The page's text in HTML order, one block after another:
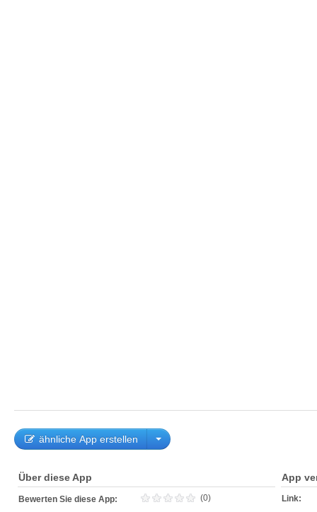
ähnliche App erstellen
Über diese App
Bewerten Sie diese App: (0)
App
Link: